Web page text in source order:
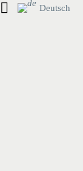
Deutsch